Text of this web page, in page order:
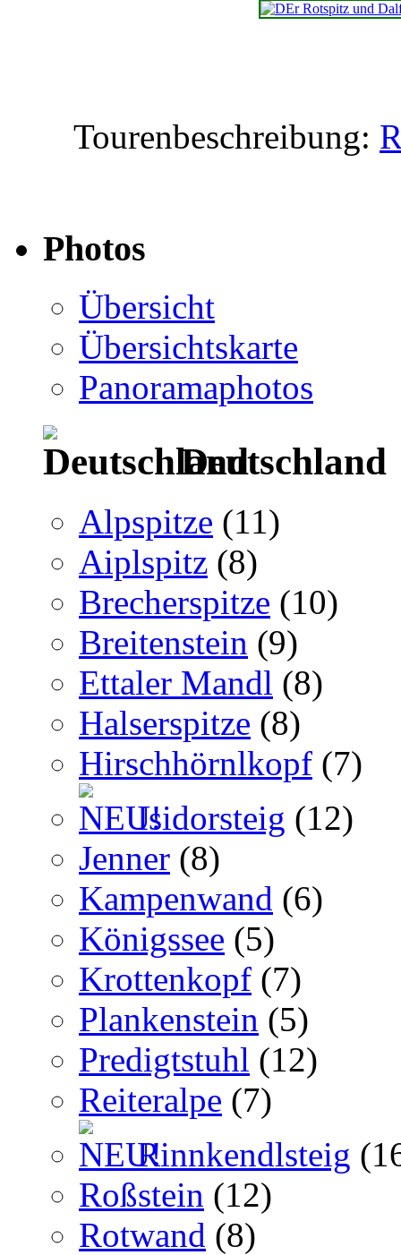
Tourenbeschreibung:
Photos
Übersicht
Übersichtskarte
Panoramaphotos
Deutschland
Alpspitze (11)
Aiplspitz (8)
Brecherspitze (10)
Breitenstein (9)
Ettaler Mandl (8)
Halserspitze (8)
Hirschhörnlkopf (7)
Isidorsteig (12)
Jenner (8)
Kampenwand (6)
Königssee (5)
Krottenkopf (7)
Plankenstein (5)
Predigtstuhl (12)
Reiteralpe (7)
Rinnkendlsteig
Roßstein (12)
Rotwand (8)